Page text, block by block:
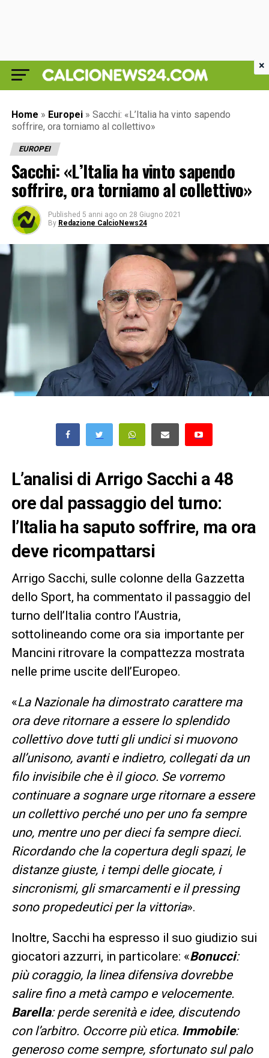
Home » Europei » Sacchi: «L’Italia ha vinto sapendo
soffrire, ora torniamo al collettivo»
EUROPEI
Sacchi: «L’Italia ha vinto sapendo
soffrire, ora torniamo al collettivo»
Published 5 anni ago on 28 Giugno 2021
By Redazione CalcioNews24
L’analisi di Arrigo Sacchi a 48
ore dal passaggio del turno:
l’Italia ha saputo soffrire, ma ora
deve ricompattarsi
Arrigo Sacchi, sulle colonne della Gazzetta
dello Sport, ha commentato il passaggio del
turno dell’Italia contro l’Austria,
sottolineando come ora sia importante per
Mancini ritrovare la compattezza mostrata
nelle prime uscite dell’Europeo.
«La Nazionale ha dimostrato carattere ma
ora deve ritornare a essere lo splendido
collettivo dove tutti gli undici si muovono
all’unisono, avanti e indietro, collegati da un
filo invisibile che è il gioco. Se vorremo
continuare a sognare urge ritornare a essere
un collettivo perché uno per uno fa sempre
uno, mentre uno per dieci fa sempre dieci.
Ricordando che la copertura degli spazi, le
distanze giuste, i tempi delle giocate, i
sincronismi, gli smarcamenti e il pressing
sono propedeutici per la vittoria».
Inoltre, Sacchi ha espresso il suo giudizio sui
giocatori azzurri, in particolare: «Bonucci:
più coraggio, la linea difensiva dovrebbe
salire fino a metà campo e velocemente.
Barella: perde serenità e idee, discutendo
con l’arbitro. Occorre più etica. Immobile:
generoso come sempre, sfortunato sul palo
×